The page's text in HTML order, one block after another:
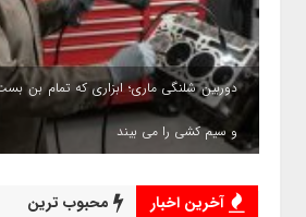
دوربین شلنگی ماری؛ ابزاری که تمام بن
و سیم کشی را می بیند
آخرین اخبار محبوب ترین